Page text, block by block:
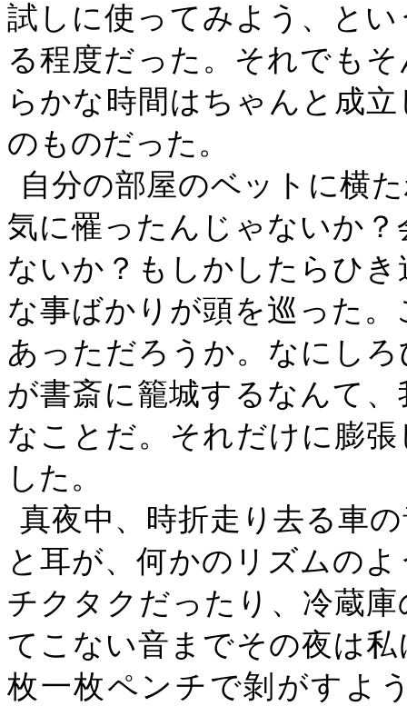
試しに使ってみよう、と
る程度だった。それでも
らかな時間はちゃんと成
のものだった。
自分の部屋のベットに横
気に罹ったんじゃないか
ないか？もしかしたらひ
な事ばかりが頭を巡った
あっただろうか。なにし
が書斎に籠城するなんて
なことだ。それだけに膨
した。
真夜中、時折走り去る車
と耳が、何かのリズムの
チクタクだったり、冷蔵
てこない音までその夜は
枚一枚ペンチで剝がすよ